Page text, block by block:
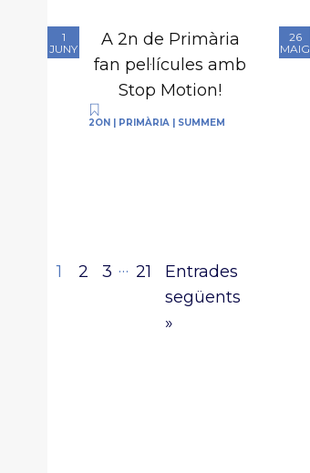
1
JUNY
A 2n de Primària
fan pel·lícules amb
Stop Motion!
2ON | PRIMÀRIA | SUMMEM
26
MAIG
1 2 3 … 21
Entrades
següents
»